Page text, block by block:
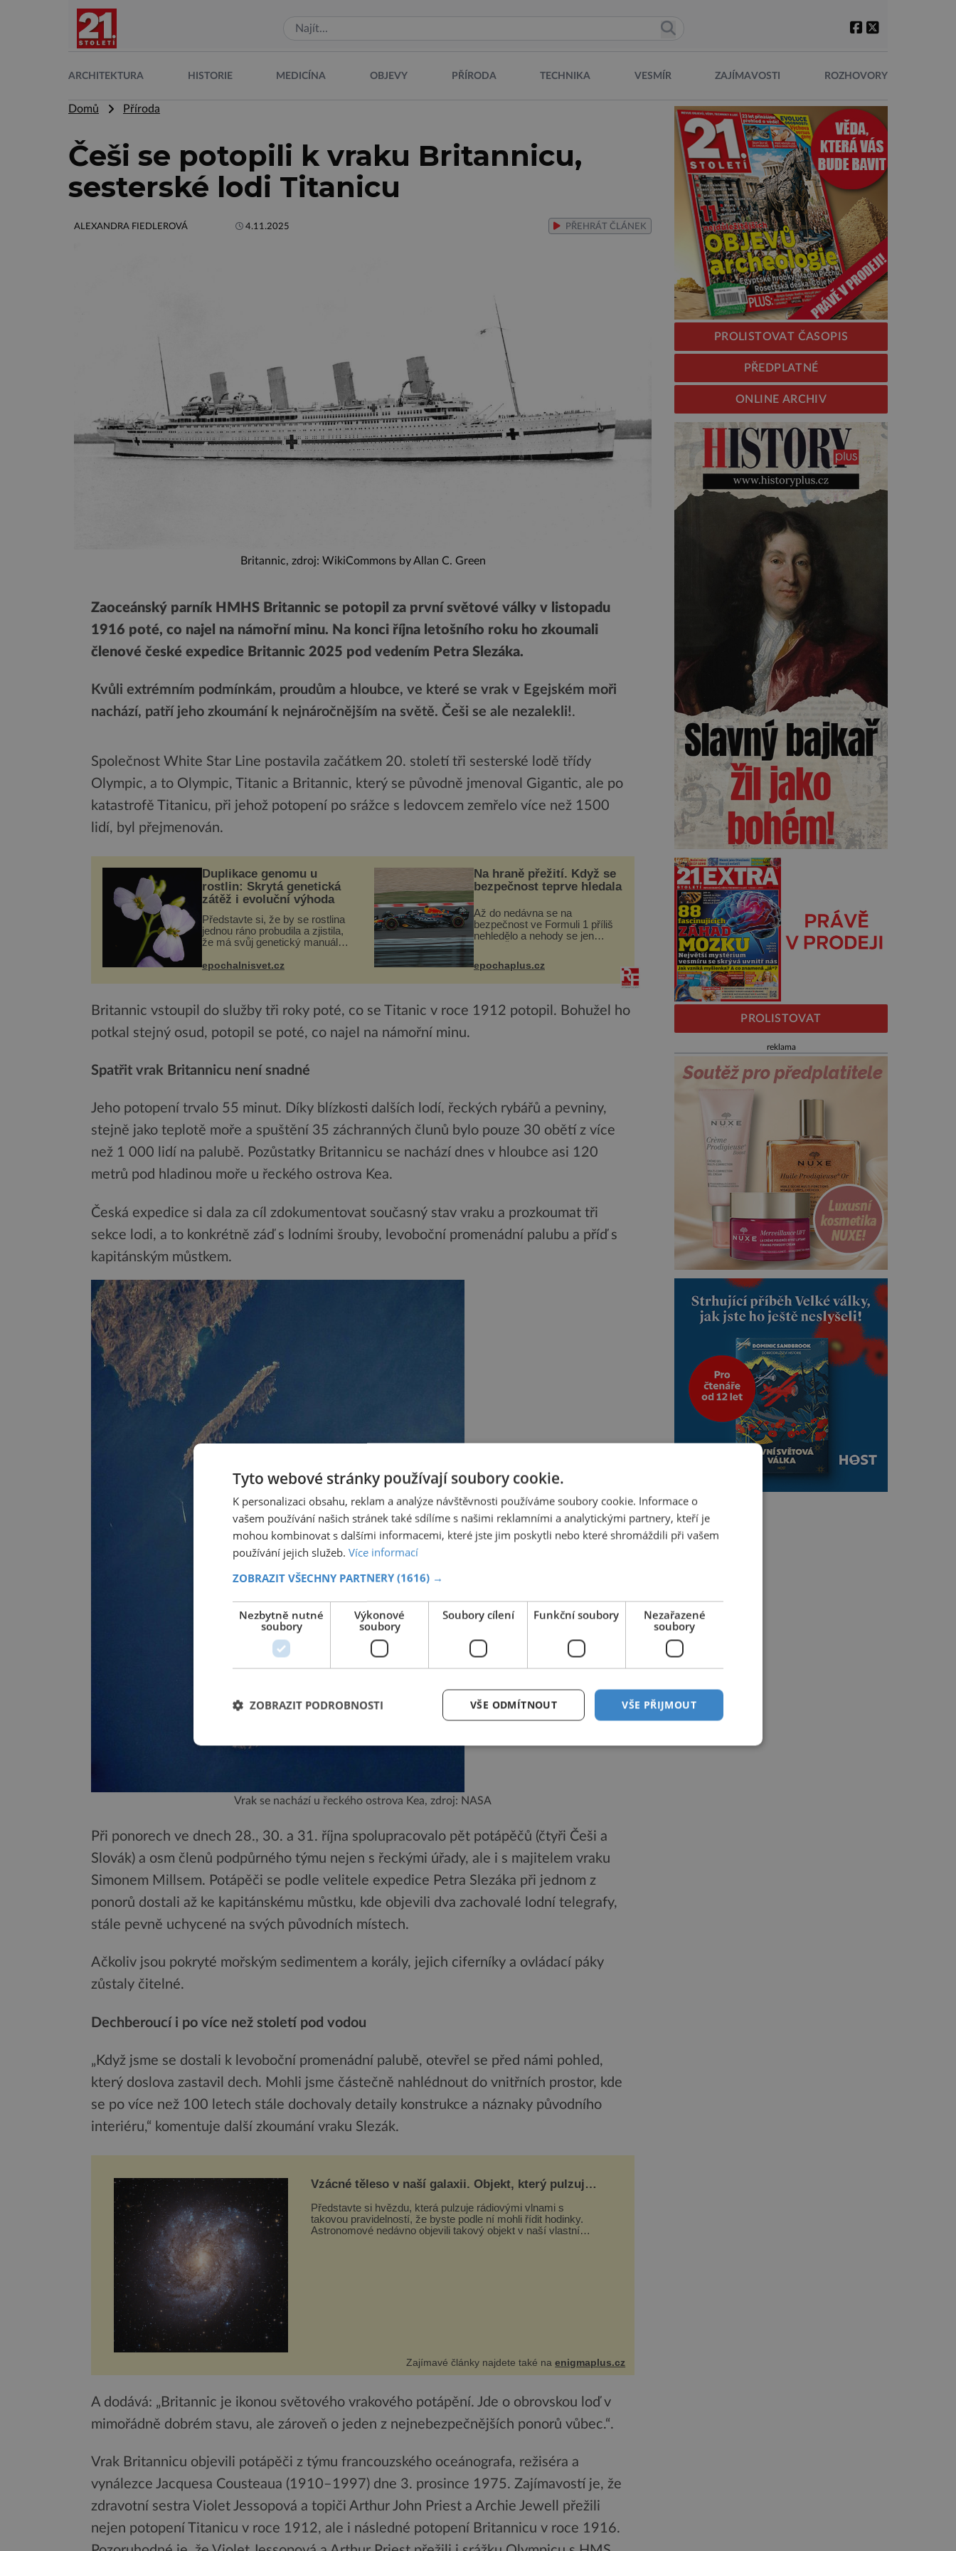
ARCHITEKTURA HISTORIE MEDICÍNA OBJEVY PŘÍRODA TECHNIKA VESMÍR ZAJÍMAVOSTI ROZHOVORY
Domů Příroda
Češi se potopili k vraku Britannicu,
sesterské lodi Titanicu
ALEXANDRA FIEDLEROVÁ 4.11.2025 PŘEHRÁT ČLÁNEK
Britannic, zdroj: WikiCommons by Allan C. Green
Zaoceánský parník HMHS Britannic se potopil za první světové války v listopadu
1916 poté, co najel na námořní minu. Na konci října letošního roku ho zkoumali
členové české expedice Britannic 2025 pod vedením Petra Slezáka.
Kvůli extrémním podmínkám, proudům a hloubce, ve které se vrak v Egejském moři
nachází, patří jeho zkoumání k nejnáročnějším na světě. Češi se ale nezalekli!.
Společnost White Star Line postavila začátkem 20. století tři sesterské lodě třídy
Olympic, a to Olympic, Titanic a Britannic, který se původně jmenoval Gigantic, ale po
katastrofě Titanicu, při jehož potopení po srážce s ledovcem zemřelo více než 1500
lidí, byl přejmenován.
Duplikace genomu u
rostlin: Skrytá genetická
zátěž i evoluční výhoda
Představte si, že by se rostlina
jednou ráno probudila a zjistila,
že má svůj genetický manuál
občas v přírodě stane – a podle
pro druhy vstupenka...
epochalnisvet.cz
Na hraně přežití. Když se
bezpečnost teprve hledala
Až do nedávna se na
bezpečnost ve Formuli 1 příliš
nehledělo a nehody se jen
následky nebo bohužel i ztrátou
života. Dnes nepochopiteln...
epochaplus.cz
Britannic vstoupil do služby tři roky poté, co se Titanic v roce 1912 potopil. Bohužel ho
potkal stejný osud, potopil se poté, co najel na námořní minu.
Spatřit vrak Britannicu není snadné
Jeho potopení trvalo 55 minut. Díky blízkosti dalších lodí, řeckých rybářů a pevniny,
stejně jako teplotě moře a spuštění 35 záchranných člunů bylo pouze 30 obětí z více
než 1 000 lidí na palubě. Pozůstatky Britannicu se nachází dnes v hloubce asi 120
metrů pod hladinou moře u řeckého ostrova Kea.
Česká expedice si dala za cíl zdokumentovat současný stav vraku a prozkoumat tři
sekce lodi, a to konkrétně záď s lodními šrouby, levoboční promenádní palubu a příď s
kapitánským můstkem.
Vrak se nachází u řeckého ostrova Kea, zdroj: NASA
Při ponorech ve dnech 28., 30. a 31. října spolupracovalo pět potápěčů (čtyři Češi a
Slovák) a osm členů podpůrného týmu nejen s řeckými úřady, ale i s majitelem vraku
Simonem Millsem. Potápěči se podle velitele expedice Petra Slezáka při jednom z
ponorů dostali až ke kapitánskému můstku, kde objevili dva zachovalé lodní telegrafy,
stále pevně uchycené na svých původních místech.
Ačkoliv jsou pokryté mořským sedimentem a korály, jejich ciferníky a ovládací páky
zůstaly čitelné.
Dechberoucí i po více než století pod vodou
„Když jsme se dostali k levoboční promenádní palubě, otevřel se před námi pohled,
který doslova zastavil dech. Mohli jsme částečně nahlédnout do vnitřních prostor, kde
se po více než 100 letech stále dochovaly detaily konstrukce a náznaky původního
interiéru,“ komentuje další zkoumání vraku Slezák.
Vzácné těleso v naší galaxii. Objekt, který pulzuje
Představte si hvězdu, která pulzuje rádiovými vlnami s
takovou pravidelností, že byste podle ní mohli řídit hodinky.
Astronomové nedávno objevili takový objekt v naší vlastní
Zajímavé články najdete také naenigmaplus.cz
A dodává: „Britannic je ikonou světového vrakového potápění. Jde o obrovskou loď v
mimořádně dobrém stavu, ale zároveň o jeden z nejnebezpečnějších ponorů vůbec.“.
Vrak Britannicu objevili potápěči z týmu francouzského oceánografa, režiséra a
vynálezce Jacquesa Cousteaua (1910–1997) dne 3. prosince 1975. Zajímavostí je, že
zdravotní sestra Violet Jessopová a topiči Arthur John Priest a Archie Jewell přežili
nejen potopení Titanicu v roce 1912, ale i následné potopení Britannicu v roce 1916.
PROLISTOVAT ČASOPIS
PŘEDPLATNÉ
ONLINE ARCHIV
PROLISTOVAT
reklama
Tyto webové stránky používají soubory cookie.
K personalizaci obsahu, reklam a analýze návštěvnosti používáme soubory cookie. Informace o
vašem používání našich stránek také sdílíme s našimi reklamními a analytickými partnery, kteří je
mohou kombinovat s dalšími informacemi, které jste jim poskytli nebo které shromáždili při vašem
používání jejich služeb. Více informací
ZOBRAZIT VŠECHNY PARTNERY (1616) →
Nezbytně nutné
soubory
Výkonové
soubory
Soubory cílení Funkční soubory
Nezařazené
soubory
VŠE PŘIJMOUT
VŠE ODMÍTNOUT
ZOBRAZIT PODROBNOSTI